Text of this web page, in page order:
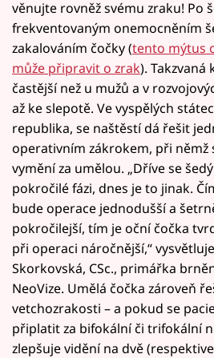
věnujte rovněž svému zraku! Po
frekventovaným onemocněním
zakalováním čočky (tento mýtus
může připravit o zrak). Takzvaná
častější než u mužů a v
až ke slepotě. Ve vyspělých
republika, se naštěstí dá řešit
operativním zákrokem, při němž
vymění za umělou. „Dříve se
pokročilé fázi, dnes je to jinak.
bude operace jednodušší a
pokročilejší, tím je oční čočka
při operaci náročnější,“
Skorkovská, CSc., primářka
NeoVize. Umělá čočka zároveň
vetchozrakosti – a pokud se
připlatit za bifokální či trifokální
zlepšuje vidění na dvě